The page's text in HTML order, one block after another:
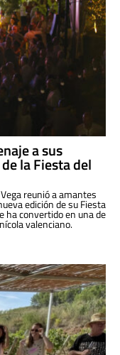
a sus
la Fiesta del
reunió a amantes
edición de su Fiesta
ha convertido en una de
valenciano.